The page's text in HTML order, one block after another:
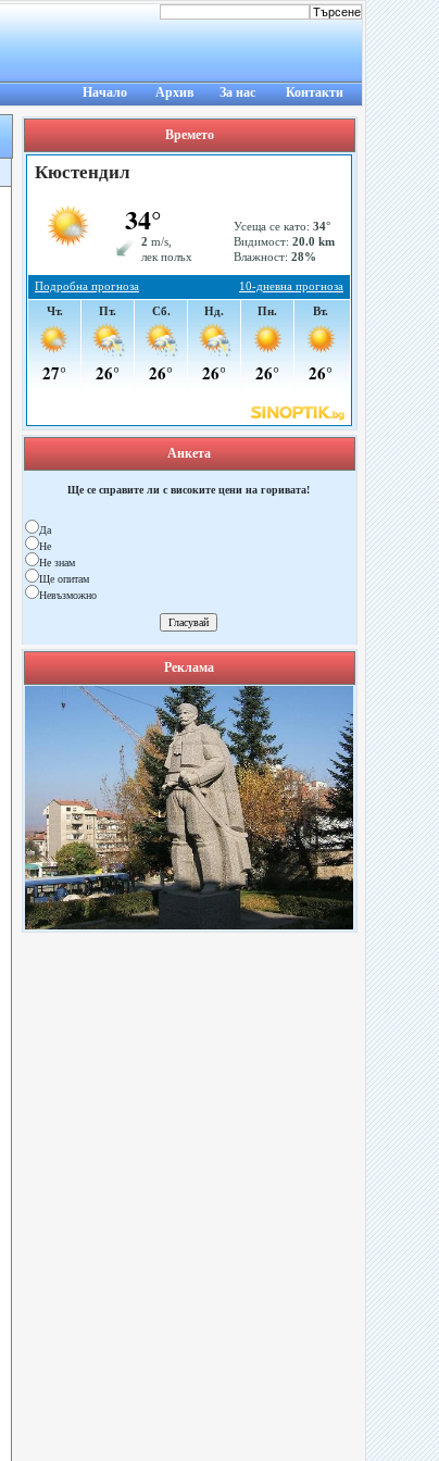
Начало Архив За нас Контакти
Времето
Анкета
Ще се справите ли с високите цени на горивата!
Да
Не
Не знам
Ще опитам
Невъзможно
Реклама